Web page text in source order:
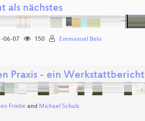
als nächstes
06-07 150 Emmanuel Belo
Praxis - ein Werkstattbericht
Friebeand Michael Schulz